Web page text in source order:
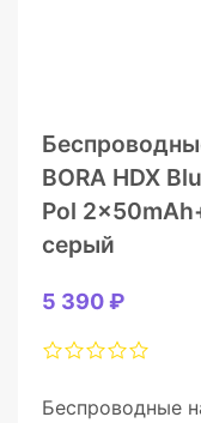
BORA HDX
Pol
серый
5 390 ₽
Беспроводные